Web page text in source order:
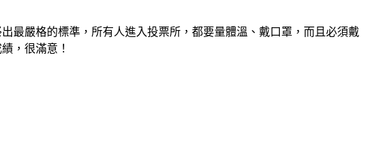
最嚴格的標準，所有人進入投票所，都要量體溫、戴口罩，而且必須戴
，很滿意！